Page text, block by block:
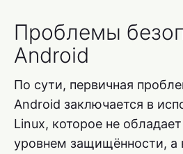
Проблемы
Android
По сути, первичная
Android заключается в
Linux, которое не
уровнем защищённости, а